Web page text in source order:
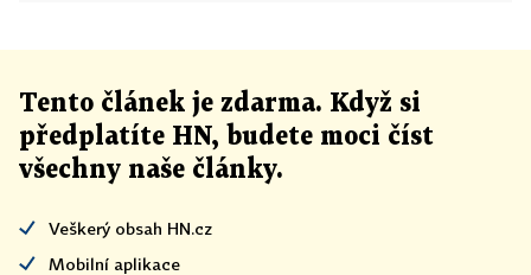
Tento článek je zdarma. Když si
předplatíte HN, budete moci číst
všechny naše články.
Veškerý obsah HN.cz
Mobilní aplikace